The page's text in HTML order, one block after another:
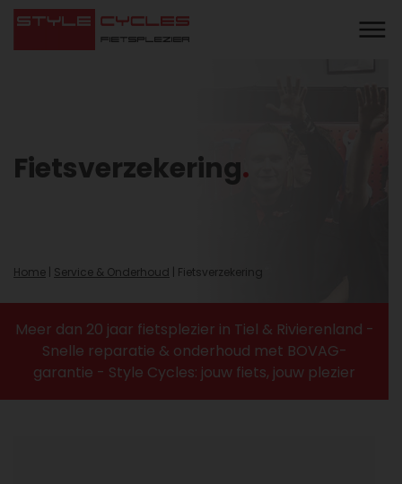
Fietsverzekering
Home Service & Onderhoud Fietsverzekering
Meer dan 20 jaar fietsplezier in Tiel & Rivierenland -
Snelle reparatie & onderhoud met BOVAG-
garantie - Style Cycles: jouw fiets, jouw plezier